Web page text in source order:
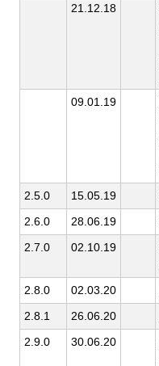
21.12.18
09.01.19
2.5.0 15.05.19
2.6.0
28.06.19
2.7.0
02.10.19
2.8.0 02.03.20
2.8.1
26.06.20
2.9.0
30.06.20